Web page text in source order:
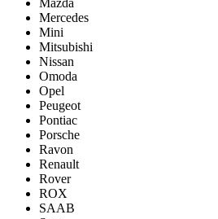
Mazda
Mercedes
Mini
Mitsubishi
Nissan
Omoda
Opel
Peugeot
Pontiac
Porsсhe
Ravon
Renault
Rover
ROX
SAAB